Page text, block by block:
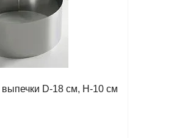
D-18 см, Н-10 см